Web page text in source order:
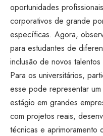
oportunidades
corporativos de grande
específicas. Agora,
para estudantes de
inclusão de novos
Para os universitários,
esse pode representar
estágio em grandes
com projetos reais,
técnicas e aprimoramento